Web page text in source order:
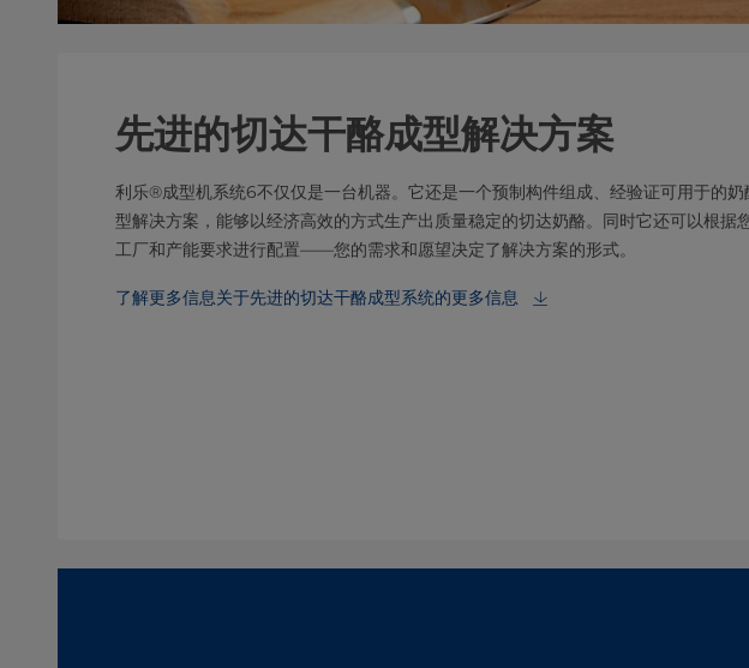
先进的切达干酪成型解决方案
利乐®成型机系统6不仅仅是一台机器。它还是一个预制构件组成、经验证可用于的奶
型解决方案，能够以经济高效的方式生产出质量稳定的切达奶酪。同时它还可以根据
工厂和产能要求进行配置——您的需求和愿望决定了解决方案的形式。
了解更多信息关于先进的切达干酪成型系统的更多信息